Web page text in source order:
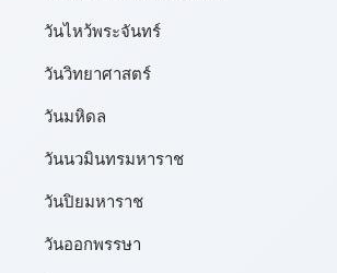
วันไหว้พระจันทร์​
วันวิทยาศาสตร์
วันมหิดล
วันนวมินทรมหาราช
วันปิยมหาราช
วันออกพรรษา